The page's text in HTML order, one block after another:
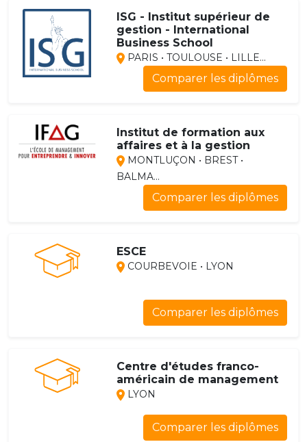
ISG - Institut supérieur de
gestion - International
Business School
PARIS • TOULOUSE • LILLE...
Comparer les diplômes
Institut de formation aux
affaires et à la gestion
MONTLUÇON • BREST •
BALMA...
Comparer les diplômes
ESCE
COURBEVOIE • LYON
Comparer les diplômes
Centre d'études franco-
américain de management
LYON
Comparer les diplômes